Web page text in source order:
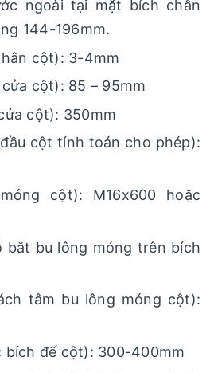
ngoài tại mặt bích chân
144-196mm.
cột): 3-4mm
cột): 85 – 95mm
cột): 350mm
cột tính toán cho phép):
cột): M16x600 hoặc
bắt bu lông móng trên bích
tâm bu lông móng cột):
bích đế cột): 300-400mm